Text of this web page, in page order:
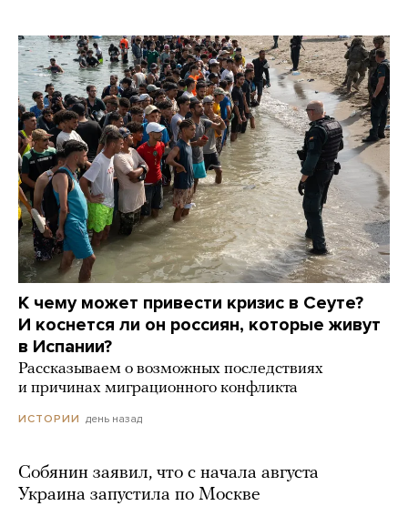
К чему может привести кризис в Сеуте?
И коснется ли он россиян, которые живут
в Испании?
Рассказываем о возможных последствиях
и причинах миграционного конфликта
ИСТОРИИ день назад
Собянин заявил, что с начала августа
Украина запустила по Москве